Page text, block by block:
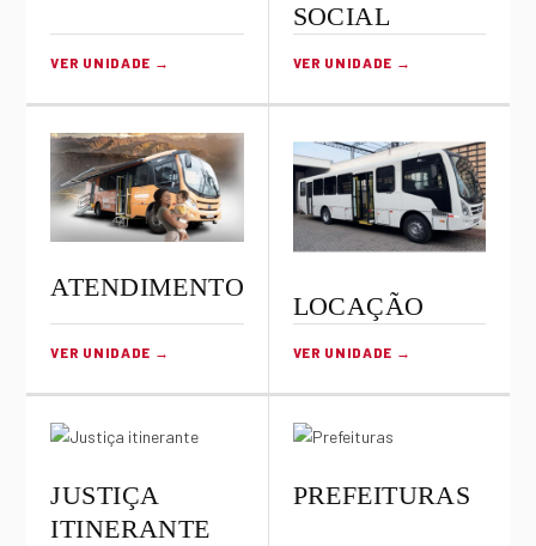
VER UNIDADE →
SOCIAL
VER UNIDADE →
ATENDIMENTO
VER UNIDADE →
LOCAÇÃO
VER UNIDADE →
JUSTIÇA
ITINERANTE
PREFEITURAS